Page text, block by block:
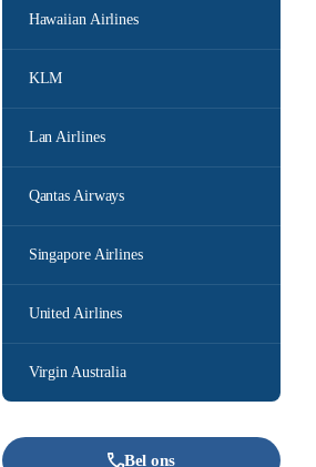
Hawaiian Airlines
KLM
Lan Airlines
Qantas Airways
Singapore Airlines
United Airlines
Virgin Australia
Bel ons